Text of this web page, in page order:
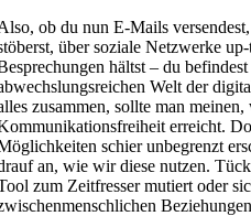
ob du nun E-Mails
über soziale Netzwerke
hältst – du
Welt der
zusammen, sollte man
erreicht.
schier unbegrenzt
an, wie wir diese nutzen.
zum Zeitfresser mutiert oder